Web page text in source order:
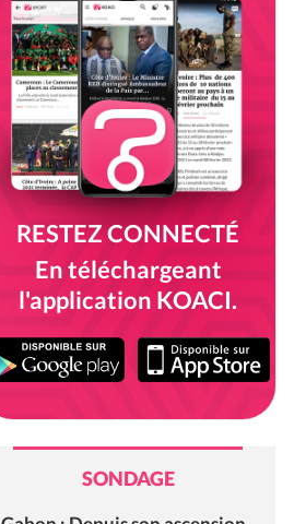
RESTEZ CONNECTÉ
En téléchargeant
l'application KOACI.
SONDAGE